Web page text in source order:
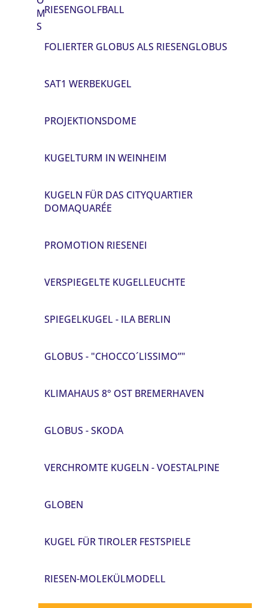
M
S
RIESENGOLFBALL
FOLIERTER GLOBUS ALS RIESENGLOBUS
SAT1 WERBEKUGEL
PROJEKTIONSDOME
KUGELTURM IN WEINHEIM
KUGELN FÜR DAS CITYQUARTIER
DOMAQUARÉE
PROMOTION RIESENEI
VERSPIEGELTE KUGELLEUCHTE
SPIEGELKUGEL - ILA BERLIN
GLOBUS - "CHOCCO´LISSIMO”"
KLIMAHAUS 8° OST BREMERHAVEN
GLOBUS - SKODA
VERCHROMTE KUGELN - VOESTALPINE
GLOBEN
KUGEL FÜR TIROLER FESTSPIELE
RIESEN-MOLEKÜLMODELL